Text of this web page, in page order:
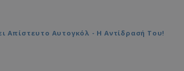
Απίστευτο Αυτογκόλ - Η Αντίδρασή Του!